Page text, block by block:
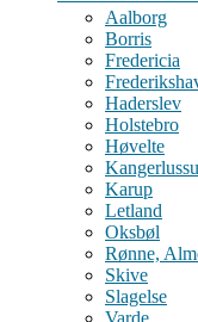
Aalborg
Borris
Fredericia
Haderslev
Holstebro
Høvelte
Karup
Letland
Oksbøl
Rønne,
Skive
Slagelse
Varde